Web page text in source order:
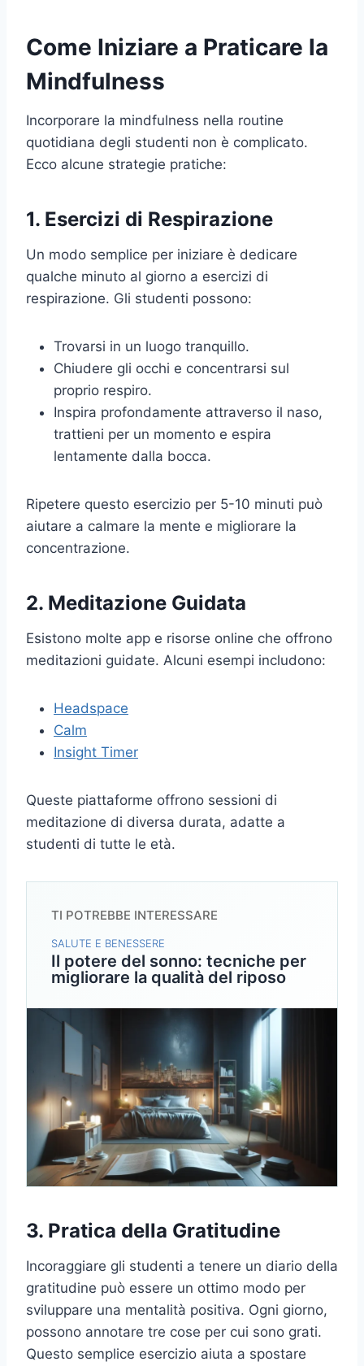
Come Iniziare a Praticare la
Mindfulness
Incorporare la mindfulness nella routine
quotidiana degli studenti non è complicato.
Ecco alcune strategie pratiche:
1. Esercizi di Respirazione
Un modo semplice per iniziare è dedicare
qualche minuto al giorno a esercizi di
respirazione. Gli studenti possono:
Trovarsi in un luogo tranquillo.
Chiudere gli occhi e concentrarsi sul
proprio respiro.
Inspira profondamente attraverso il naso,
trattieni per un momento e espira
lentamente dalla bocca.
Ripetere questo esercizio per 5-10 minuti può
aiutare a calmare la mente e migliorare la
concentrazione.
2. Meditazione Guidata
Esistono molte app e risorse online che offrono
meditazioni guidate. Alcuni esempi includono:
Headspace
Calm
Insight Timer
Queste piattaforme offrono sessioni di
meditazione di diversa durata, adatte a
studenti di tutte le età.
TI POTREBBE INTERESSARE
SALUTE E BENESSERE
Il potere del sonno: tecniche per
migliorare la qualità del riposo
3. Pratica della Gratitudine
Incoraggiare gli studenti a tenere un diario della
gratitudine può essere un ottimo modo per
sviluppare una mentalità positiva. Ogni giorno,
possono annotare tre cose per cui sono grati.
Questo semplice esercizio aiuta a spostare